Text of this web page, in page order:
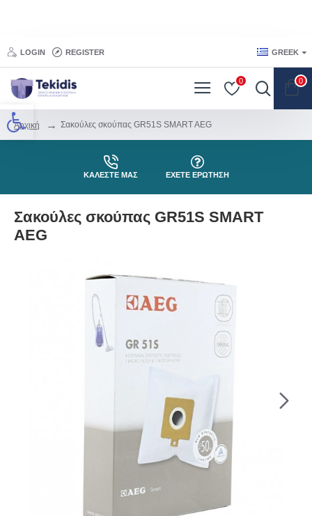
Προσβασιμότητα
LOGIN REGISTER GREEK
0 0
Αρχική Σακούλες σκούπας GR51S SMART AEG
ΚΑΛΕΣΤΕ ΜΑΣ ΕΧΕΤΕ ΕΡΩΤΗΣΗ
Σακούλες σκούπας GR51S SMART
AEG